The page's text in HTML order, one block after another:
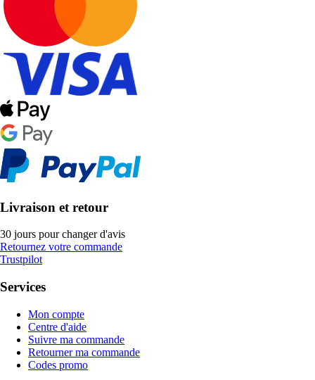
Livraison et retour
30 jours pour changer d'avis
Retournez votre commande
Trustpilot
Services
Mon compte
Centre d'aide
Suivre ma commande
Retourner ma commande
Codes promo